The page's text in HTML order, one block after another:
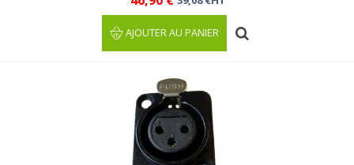
AJOUTER AU PANIER